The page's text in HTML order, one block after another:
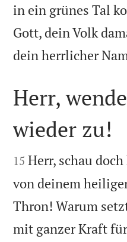
in ein grünes Tal
Gott, dein Volk
dein herrlicher

Herr,
wieder zu!

15 Herr, schau
von deinem
Thron! Warum
mit ganzer Kraft